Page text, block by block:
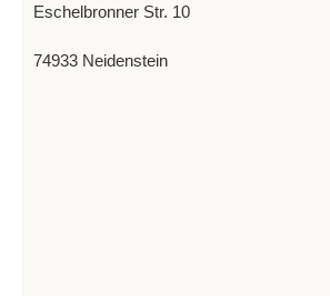
Eschelbronner Str. 10
74933 Neidenstein